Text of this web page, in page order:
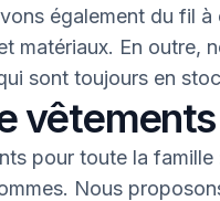
également du fil à
matériaux. En outre,
sont toujours en
vêtements
pour toute la famille
Nous